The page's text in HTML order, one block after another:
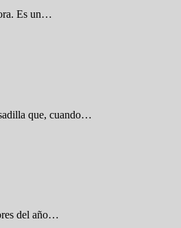
Es un…
que, cuando…
del año…